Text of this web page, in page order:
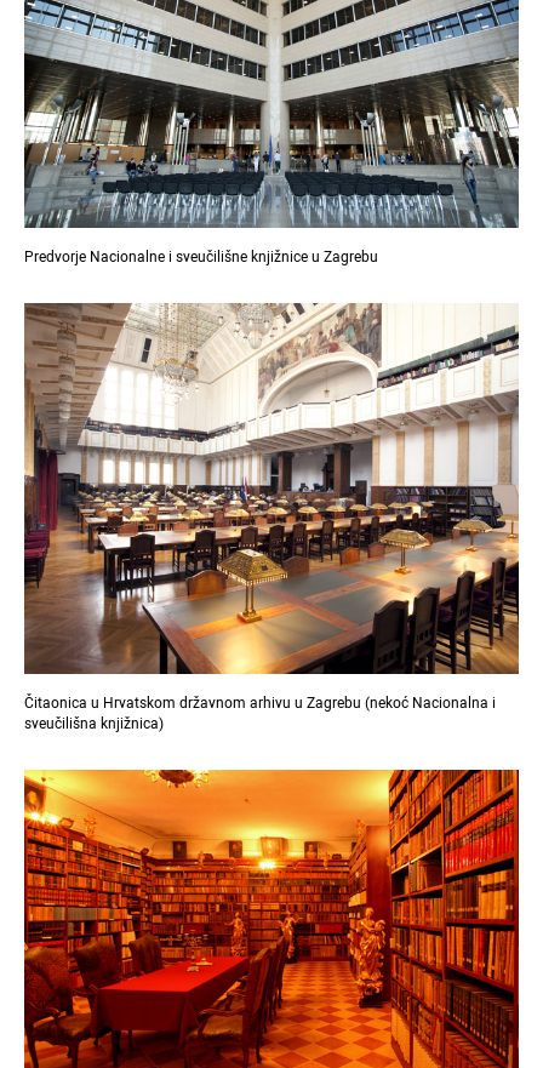
Predvorje Nacionalne i sveučilišne knjižnice u Zagrebu
Čitaonica u Hrvatskom državnom arhivu u Zagrebu (nekoć Nacionalna i
sveučilišna knjižnica)